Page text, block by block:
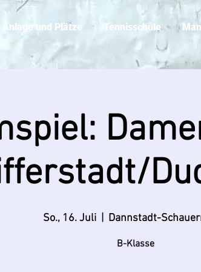
Anlage und Plätze Tennisschule
So., 16. Juli
  |
Dannstadt-
B-Klasse